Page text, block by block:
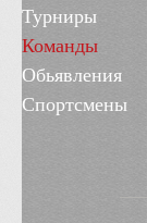
Турниры
Команды
Обьявления
Спортсмены